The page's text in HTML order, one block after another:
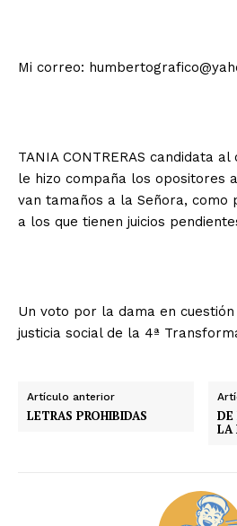
Mi correo:
TANIA CONTRERAS candidata
le hizo compaña los opositores
van tamaños a la Señora,
a los que tienen juicios
Un voto por la dama en
justicia social de la 4ª
Artículo anterior
LETRAS PROHIBIDAS
DE
LA